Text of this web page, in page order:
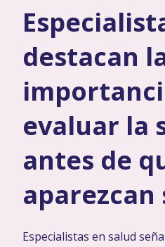
destacan
evaluar la
antes de
Especialistas en salud